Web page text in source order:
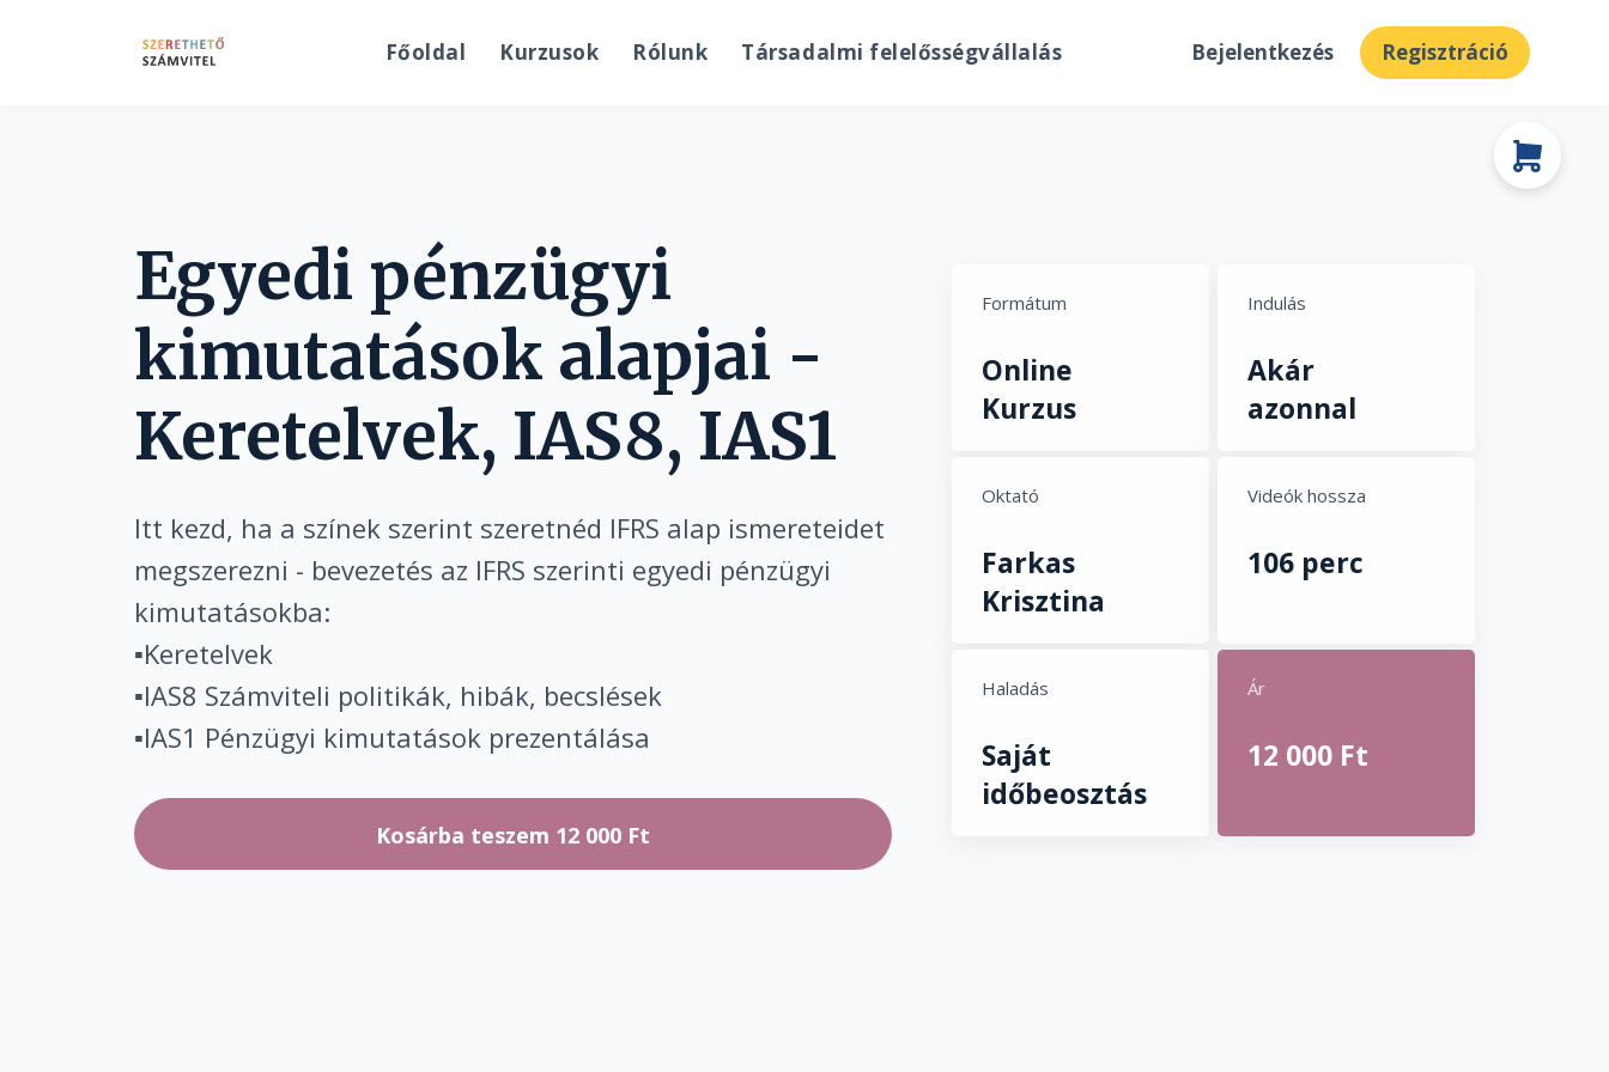
Főoldal Kurzusok Rólunk Társadalmi felelősségvállalás Bejelentkezés Regisztráció
Egyedi pénzügyi
kimutatások alapjai -
Keretelvek, IAS8, IAS1
Itt kezd, ha a színek szerint szeretnéd IFRS alap ismereteidet
megszerezni - bevezetés az IFRS szerinti egyedi pénzügyi
kimutatásokba:
▪️Keretelvek
▪️IAS8 Számviteli politikák, hibák, becslések
▪️IAS1 Pénzügyi kimutatások prezentálása
Kosárba teszem 12 000 Ft
Formátum
Online
Kurzus
Indulás
Akár
azonnal
Oktató
Farkas
Krisztina
Videók hossza
106 perc
Haladás
Saját
időbeosztás
Ár
12 000 Ft